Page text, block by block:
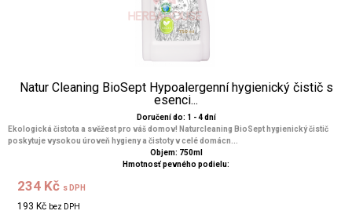
Natur Cleaning BioSept Hypoalergenní hygienický čistič s
esenci...
Doručení do: 1 - 4 dní
Ekologická čistota a svěžest pro váš domov! Naturcleaning BioSept hygienický čistič
poskytuje vysokou úroveň hygieny a čistoty v celé domácn...
Objem: 750ml
Hmotnosť pevného podielu:
234 Kč s DPH
193 Kč bez DPH